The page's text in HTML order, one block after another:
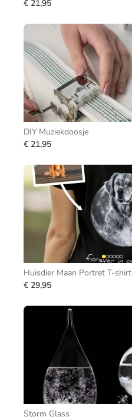
€ 21,95
DIY Muziekdoosje
€ 21,95
Huisdier Maan Portret T-shirt
€ 29,95
Storm Glass